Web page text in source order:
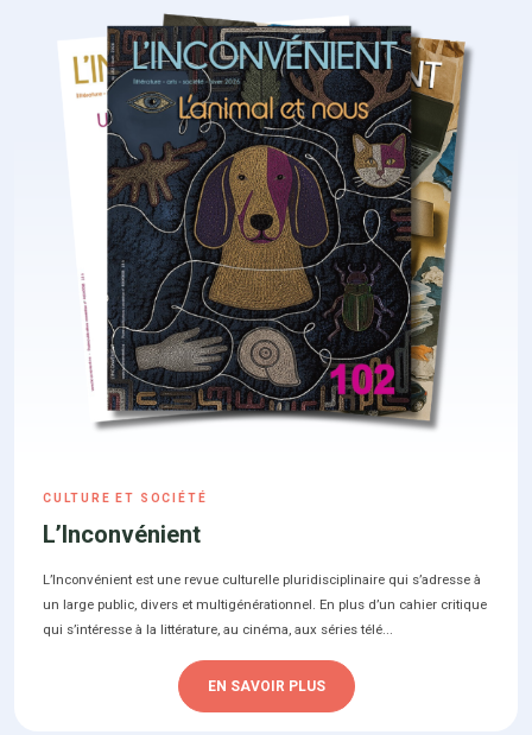
CULTURE ET SOCIÉTÉ
L’Inconvénient
L’Inconvénient est une revue culturelle pluridisciplinaire qui s’adresse à
un large public, divers et multigénérationnel. En plus d’un cahier critique
qui s’intéresse à la littérature, au cinéma, aux séries télé...
EN SAVOIR PLUS